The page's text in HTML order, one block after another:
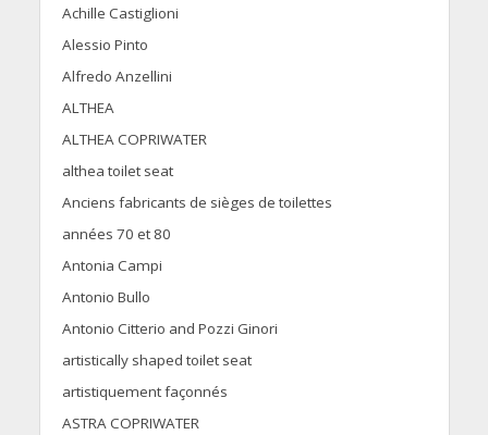
Achille Castiglioni
Alessio Pinto
Alfredo Anzellini
ALTHEA
ALTHEA COPRIWATER
althea toilet seat
Anciens fabricants de sièges de toilettes
années 70 et 80
Antonia Campi
Antonio Bullo
Antonio Citterio and Pozzi Ginori
artistically shaped toilet seat
artistiquement façonnés
ASTRA COPRIWATER